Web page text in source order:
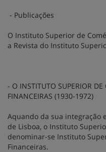
- Publicações
O Instituto Superior de
a Revista do Instituto
- O INSTITUTO SUPERIOR
FINANCEIRAS (1930-1972)
Aquando da sua integração
de Lisboa, o Instituto
denominar-se Instituto
Financeiras.